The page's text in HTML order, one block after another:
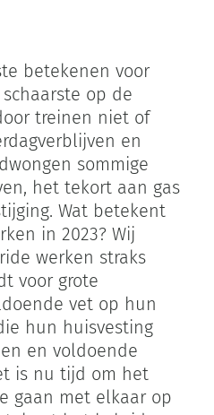
betekenen voor
op de
treinen niet of
en
sommige
het tekort aan gas
Wat betekent
in 2023? Wij
werken straks
voor grote
vet op hun
hun huisvesting
en voldoende
is nu tijd om het
gaan met elkaar op